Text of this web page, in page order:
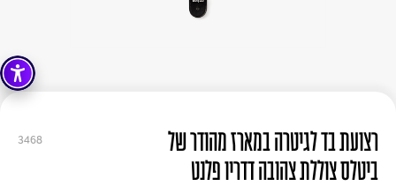
3468
רצועת בד לגיטרה במארז מהודר של
ביטלס צוללת צהובה דדריו פלנט